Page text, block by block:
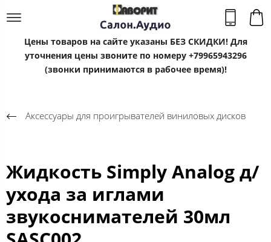
Цены товаров на сайте указаны БЕЗ СКИДКИ! Для
уточнения цены звоните по номеру +79965943296
(звонки принимаются в рабочее время)!
Аксессуары для проигрывателей виниловых дисков
Жидкость Simply Analog д/
ухода за иглами
звукоснимателей 30мл